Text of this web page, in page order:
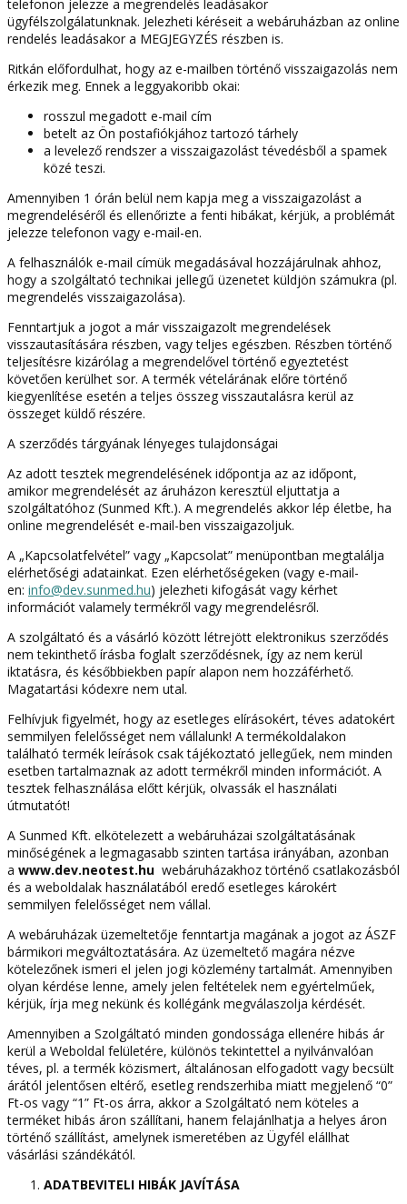
telefonon jelezze a megrendelés leadásakor
ügyfélszolgálatunknak. Jelezheti kéréseit a webáruházban az online
rendelés leadásakor a MEGJEGYZÉS részben is.
Ritkán előfordulhat, hogy az e-mailben történő visszaigazolás nem
érkezik meg. Ennek a leggyakoribb okai:
rosszul megadott e-mail cím
betelt az Ön postafiókjához tartozó tárhely
a levelező rendszer a visszaigazolást tévedésből a spamek
közé teszi.
Amennyiben 1 órán belül nem kapja meg a visszaigazolást a
megrendeléséről és ellenőrizte a fenti hibákat, kérjük, a problémát
jelezze telefonon vagy e-mail-en.
A felhasználók e-mail címük megadásával hozzájárulnak ahhoz,
hogy a szolgáltató technikai jellegű üzenetet küldjön számukra (pl.
megrendelés visszaigazolása).
Fenntartjuk a jogot a már visszaigazolt megrendelések
visszautasítására részben, vagy teljes egészben. Részben történő
teljesítésre kizárólag a megrendelővel történő egyeztetést
követően kerülhet sor. A termék vételárának előre történő
kiegyenlítése esetén a teljes összeg visszautalásra kerül az
összeget küldő részére.
A szerződés tárgyának lényeges tulajdonságai
Az adott tesztek megrendelésének időpontja az az időpont,
amikor megrendelését az áruházon keresztül eljuttatja a
szolgáltatóhoz (Sunmed Kft.). A megrendelés akkor lép életbe, ha
online megrendelését e-mail-ben visszaigazoljuk.
A „Kapcsolatfelvétel” vagy „Kapcsolat” menüpontban megtalálja
elérhetőségi adatainkat. Ezen elérhetőségeken (vagy e-mail-
en: info@dev.sunmed.hu) jelezheti kifogását vagy kérhet
információt valamely termékről vagy megrendelésről.
A szolgáltató és a vásárló között létrejött elektronikus szerződés
nem tekinthető írásba foglalt szerződésnek, így az nem kerül
iktatásra, és későbbiekben papír alapon nem hozzáférhető.
Magatartási kódexre nem utal.
Felhívjuk figyelmét, hogy az esetleges elírásokért, téves adatokért
semmilyen felelősséget nem vállalunk! A termékoldalakon
található termék leírások csak tájékoztató jellegűek, nem minden
esetben tartalmaznak az adott termékről minden információt. A
tesztek felhasználása előtt kérjük, olvassák el használati
útmutatót!
A Sunmed Kft. elkötelezett a webáruházai szolgáltatásának
minőségének a legmagasabb szinten tartása irányában, azonban
a www.dev.neotest.hu webáruházakhoz történő csatlakozásból
és a weboldalak használatából eredő esetleges károkért
semmilyen felelősséget nem vállal.
A webáruházak üzemeltetője fenntartja magának a jogot az ÁSZF
bármikori megváltoztatására. Az üzemeltető magára nézve
kötelezőnek ismeri el jelen jogi közlemény tartalmát. Amennyiben
olyan kérdése lenne, amely jelen feltételek nem egyértelműek,
kérjük, írja meg nekünk és kollégánk megválaszolja kérdését.
Amennyiben a Szolgáltató minden gondossága ellenére hibás ár
kerül a Weboldal felületére, különös tekintettel a nyilvánvalóan
téves, pl. a termék közismert, általánosan elfogadott vagy becsült
árától jelentősen eltérő, esetleg rendszerhiba miatt megjelenő “0”
Ft-os vagy “1” Ft-os árra, akkor a Szolgáltató nem köteles a
terméket hibás áron szállítani, hanem felajánlhatja a helyes áron
történő szállítást, amelynek ismeretében az Ügyfél elállhat
vásárlási szándékától.
ADATBEVITELI HIBÁK JAVÍTÁSA